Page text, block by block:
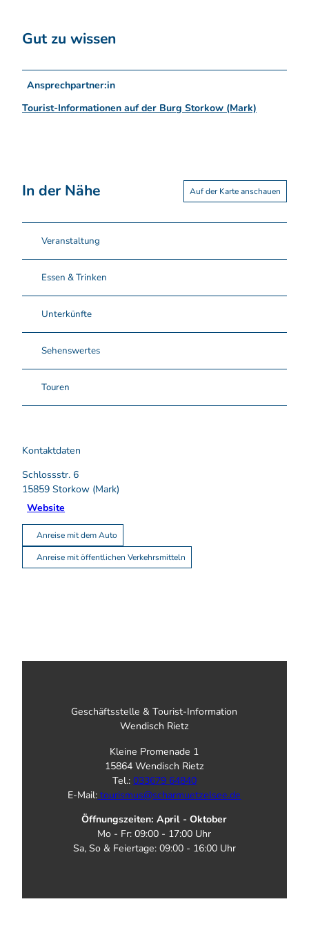
Gut zu wissen
Ansprechpartner:in
Tourist-Informationen auf der Burg Storkow (Mark)
In der Nähe Auf der Karte anschauen
Veranstaltung
Essen & Trinken
Unterkünfte
Sehenswertes
Touren
Kontaktdaten
Schlossstr. 6
15859 Storkow (Mark)
Website
Anreise mit dem Auto
Anreise mit öffentlichen Verkehrsmitteln
Geschäftsstelle & Tourist-Information
Wendisch Rietz
Kleine Promenade 1
15864 Wendisch Rietz
Tel.: 033679 64840
E-Mail: tourismus@scharmuetzelsee.de
Öffnungszeiten: April - Oktober
Mo - Fr: 09:00 - 17:00 Uhr
Sa, So & Feiertage: 09:00 - 16:00 Uhr